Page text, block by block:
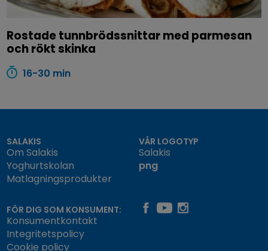
Rostade tunnbrödssnittar med parmesan
och rökt skinka
16-30 min
SALAKIS
Om Salakis
Yoghurtskolan
Matlagningsprodukter
VÅR LOGOTYP
Salakis
png
FÖR DIG SOM KONSUMENT:
Konsumentkontakt
Integritetspolicy
Cookie policy